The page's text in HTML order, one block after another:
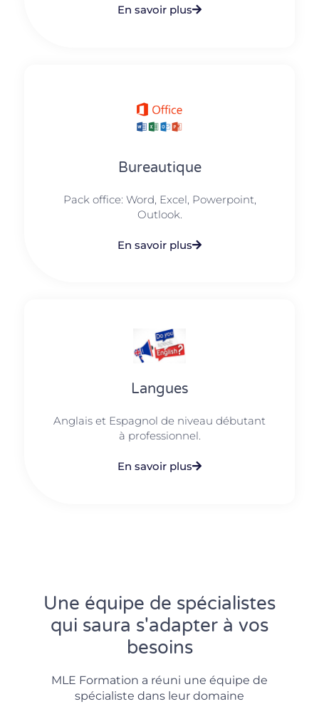
En savoir plus
Bureautique
Pack office: Word, Excel, Powerpoint,
Outlook.​
En savoir plus
Langues
Anglais et Espagnol de niveau débutant
à professionnel.
En savoir plus
Une équipe de spécialistes
qui saura s'adapter à vos
besoins
MLE Formation a réuni une équipe de
spécialiste dans leur domaine